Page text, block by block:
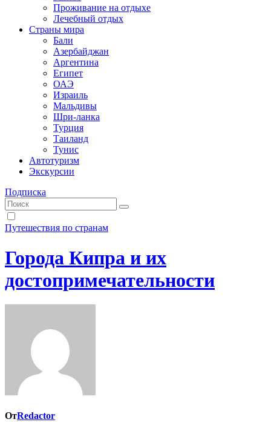
Проживание на отдыхе
Лечебный отдых
Страны мира
Бали
Азербайджан
Аргентина
Египет
ОАЭ
Израиль
Мальдивы
Шри-ланка
Турция
Таиланд
Тунис
Автотуризм
Экскурсии
Подписка
Путешествия по странам
Города Кипра и их
достопримечательности
ОтRedactor